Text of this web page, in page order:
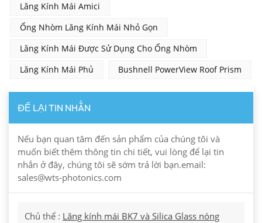
Lăng Kính Mái Amici
Ống Nhòm Lăng Kính Mái Nhỏ Gọn
Lăng Kính Mái Được Sử Dụng Cho Ống Nhòm
Lăng Kính Mái Phủ
Bushnell PowerView Roof Prism
ĐỂ LẠI TIN NHẮN
Nếu bạn quan tâm đến sản phẩm của chúng tôi và
muốn biết thêm thông tin chi tiết, vui lòng để lại tin
nhắn ở đây, chúng tôi sẽ sớm trả lời bạn.email:
sales@wts-photonics.com
Chủ thể : Lăng kính mái BK7 và Silica Glass nóng